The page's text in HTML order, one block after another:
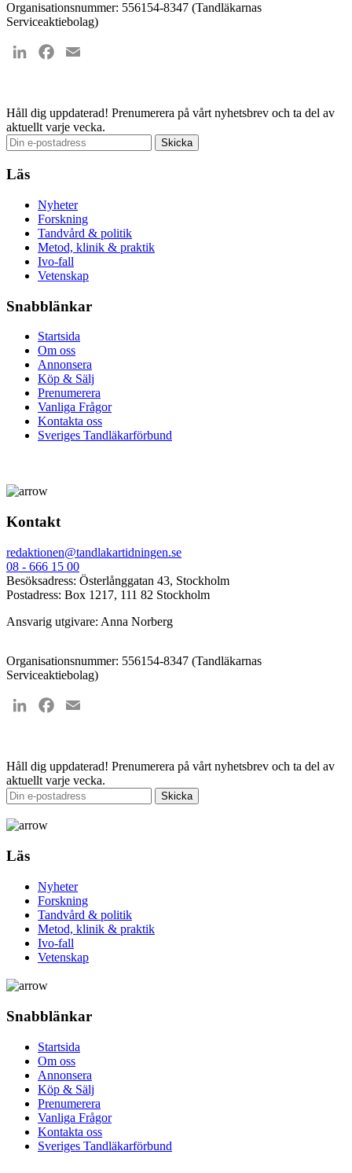
Organisationsnummer: 556154-8347 (Tandläkarnas
Serviceaktiebolag)
LinkedInFacebook
Håll dig uppdaterad! Prenumerera på vårt nyhetsbrev och ta del av
aktuellt varje vecka.
Läs
Nyheter
Forskning
Tandvård & politik
Metod, klinik & praktik
Ivo-fall
Vetenskap
Snabblänkar
Startsida
Om oss
Annonsera
Köp & Sälj
Prenumerera
Vanliga Frågor
Kontakta oss
Sveriges Tandläkarförbund
Kontakt
redaktionen@tandlakartidningen.se
08 - 666 15 00
Besöksadress: Österlånggatan 43, Stockholm
Postadress: Box 1217, 111 82 Stockholm
Ansvarig utgivare: Anna Norberg
Organisationsnummer: 556154-8347 (Tandläkarnas
Serviceaktiebolag)
LinkedInFacebook
Håll dig uppdaterad! Prenumerera på vårt nyhetsbrev och ta del av
aktuellt varje vecka.
Läs
Nyheter
Forskning
Tandvård & politik
Metod, klinik & praktik
Ivo-fall
Vetenskap
Snabblänkar
Startsida
Om oss
Annonsera
Köp & Sälj
Prenumerera
Vanliga Frågor
Kontakta oss
Sveriges Tandläkarförbund